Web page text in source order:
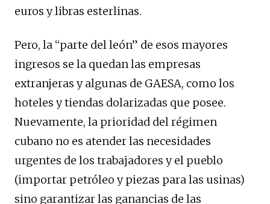
euros y libras esterlinas.
Pero, la “parte del león” de esos mayores
ingresos se la quedan las empresas
extranjeras y algunas de GAESA, como los
hoteles y tiendas dolarizadas que posee.
Nuevamente, la prioridad del régimen
cubano no es atender las necesidades
urgentes de los trabajadores y el pueblo
(importar petróleo y piezas para las usinas)
sino garantizar las ganancias de las